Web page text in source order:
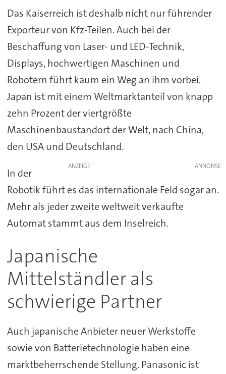
Das Kaiserreich ist deshalb nicht nur führender
Exporteur von Kfz-Teilen. Auch bei der
Beschaffung von Laser- und LED-Technik,
Displays, hochwertigen Maschinen und
Robotern führt kaum ein Weg an ihm vorbei.
Japan ist mit einem Weltmarktanteil von knapp
zehn Prozent der viertgrößte
Maschinenbaustandort der Welt, nach China,
den USA und Deutschland.
ANZEIGE
In der
Robotik führt es das internationale Feld sogar an.
Mehr als jeder zweite weltweit verkaufte
Automat stammt aus dem Inselreich.
Japanische
Mittelständler als
schwierige Partner
Auch japanische Anbieter neuer Werkstoffe
sowie von Batterietechnologie haben eine
marktbeherrschende Stellung. Panasonic ist